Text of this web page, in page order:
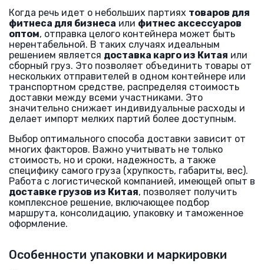
Когда речь идет о небольших партиях товаров для
фитнеса для бизнеса или фитнес аксессуаров
оптом, отправка целого контейнера может быть
нерентабельной. В таких случаях идеальным
решением является доставка карго из Китая или
сборный груз. Это позволяет объединить товары от
нескольких отправителей в одном контейнере или
транспортном средстве, распределяя стоимость
доставки между всеми участниками. Это
значительно снижает индивидуальные расходы и
делает импорт мелких партий более доступным.
Выбор оптимального способа доставки зависит от
многих факторов. Важно учитывать не только
стоимость, но и сроки, надежность, а также
специфику самого груза (хрупкость, габариты, вес).
Работа с логистической компанией, имеющей опыт в
доставке грузов из Китая, позволяет получить
комплексное решение, включающее подбор
маршрута, консолидацию, упаковку и таможенное
оформление.
Особенности упаковки и маркировки